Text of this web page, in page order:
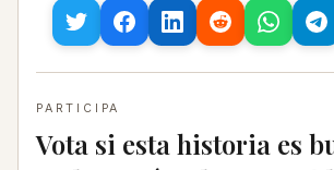
PARTICIPA
Vota si esta historia es